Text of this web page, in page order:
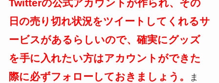
Twitterの公式アカウントが作られ、その
日の売り切れ状況をツイートしてくれるサ
ービスがあるらしいので、確実にグッズ
を手に入れたい方はアカウントができた
際に必ずフォローしておきましょう。
ま